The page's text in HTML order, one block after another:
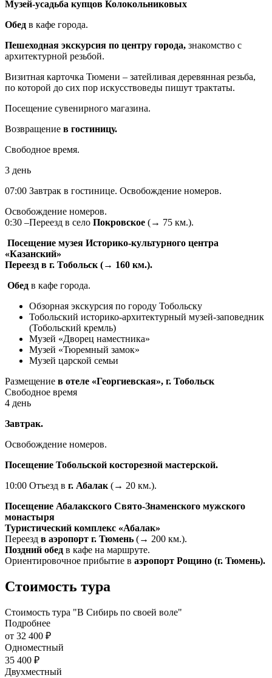
Музей-усадьба купцов Колокольниковых
Обед в кафе города.
Пешеходная экскурсия по центру города, знакомство с
архитектурной резьбой.
Визитная карточка Тюмени – затейливая деревянная резьба,
по которой до сих пор искусствоведы пишут трактаты.
Посещение сувенирного магазина.
Возвращение в гостиницу.
Свободное время.
3 день
07:00 Завтрак в гостинице. Освобождение номеров.
Освобождение номеров.
0:30 –Переезд в село Покровское (→ 75 км.).
Посещение музея Историко-культурного центра
«Казанский»
Переезд в г. Тобольск (→ 160 км.).
Обед в кафе города.
Обзорная экскурсия по городу Тобольску
Тобольский историко-архитектурный музей-заповедник
(Тобольский кремль)
Музей «Дворец наместника»
Музей «Тюремный замок»
Музей царской семьи
Размещение в отеле «Георгиевская», г. Тобольск
Свободное время
4 день
Завтрак.
Освобождение номеров.
Посещение Тобольской косторезной мастерской.
10:00 Отъезд в г. Абалак (→ 20 км.).
Посещение Абалакского Свято-Знаменского мужского
монастыря
Туристический комплекс «Абалак»
Переезд в аэропорт г. Тюмень (→ 200 км.).
Поздний обед в кафе на маршруте.
Ориентировочное прибытие в аэропорт Рощино (г. Тюмень).
Стоимость тура
Стоимость тура "В Сибирь по своей воле"
Подробнее
от 32 400 ₽
Одноместный
35 400 ₽
Двухместный